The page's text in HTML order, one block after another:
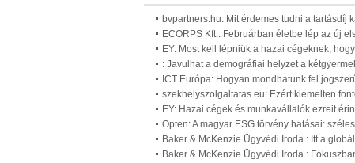
bvpartners.hu: Mit érdemes tudni a tartásdíj
ECORPS Kft.: Februárban életbe lép az új
EY: Most kell lépniük a hazai cégeknek,
: Javulhat a demográfiai helyzet a
ICT Európa: Hogyan mondhatunk fel
szekhelyszolgaltatas.eu: Ezért kiemelten
EY: Hazai cégek és munkavállalók ezreit
Opten: A magyar ESG törvény hatásai:
Baker & McKenzie Ügyvédi Iroda : Itt a
Baker & McKenzie Ügyvédi Iroda :